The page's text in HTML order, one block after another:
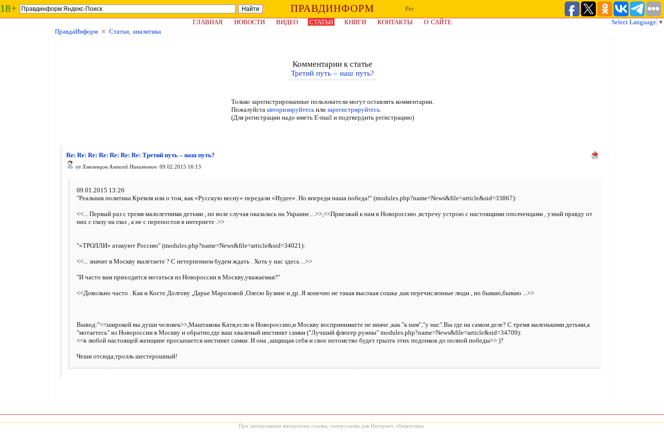
18+ ПРАВДИНФОРМ
Рег
ГЛАВНАЯ
НОВОСТИ ВИДЕО СТАТЬИ КНИГИ КОНТАКТЫ О САЙТЕ Select Language ▼
ПравдаИнформ ≈ Статьи, аналитика
Комментарии к статье
Третий путь – наш путь?
Только зарегистрированные пользователи могут оставлять комментарии.
Пожалуйста авторизируйтесьили зарегистрируйтесь.
(Для регистрации надо иметь E-mail и подтвердить регистрацию)
Re: Re: Re: Re: Re: Re: Re: Третий путь – наш путь?
от Хмелевцов Алексей Никитович 09.02.2015 16:13
09.01.2015 13:26
"Реальная политика Кремля или о том, как «Русскую весну» передали «Иудее». Но впереди наша победа!" (modules.php?name=News&file=article&sid=33867):
<<... Первый раз с тремя малолетними детьми , по воле случая оказалась на Украине....>>,<<Приезжай к нам в Новороссию ,встречу устрою с настоящими ополченцами , узнай правду от
них с глазу на глаз , а не с перепостов в интернете .>>
"«ТРОЛЛИ» атакуют Россию" (modules.php?name=News&file=article&sid=34021):
<<... значит в Москву вылетаете ? С нетерпением будем ждать . Хоть у нас здесь ...>>
"И часто вам приходится мотаться из Новороссии в Москву,уважаемая?"
<<Довольно часто . Как и Косте Долгову ,Дарье Марозовой ,Олесю Бузине и др. Я конечно не такая высокая сошка ,как перечисленные люди , но бываю,бываю ...>>
Вывод:"<<широкой вы души человек>>,Маштакова Катя,если и Новороссию,и Москву воспринимаете не иначе ,как "к нам","у нас".Вы где на самом деле? С тремя маленькими детьми,а
"мотаетесь" из Новороссии в Москву и обратно,где ваш хваленый инстинкт самки ("Лучший флюгер руины" modules.php?name=News&file=article&sid=34709):
<<в любой настоящей женщине просыпается инстинкт самки. И она ,защищая себя и свое потомство будет грызть этих подонков до полной победы>> )?
Чеши отсюда,тролль шестерошный!
При цитировании материалов ссылка, гиперссылка для Интернет, обязательна.